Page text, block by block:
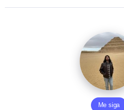
Me siga